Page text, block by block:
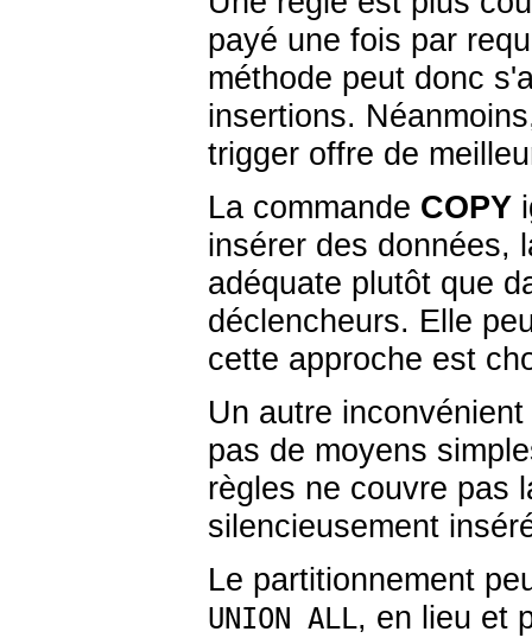
payé une fois par
méthode peut donc
insertions.
trigger offre de
La commande COPY
insérer des données,
adéquate plutôt que
déclencheurs. Elle
cette approche est
Un autre
pas de moyens
règles ne couvre pas
silencieusement
Le partitionnement
UNION ALL, en lieu et